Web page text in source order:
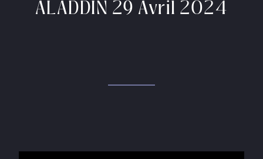
ALADDIN 29 Avril 2024